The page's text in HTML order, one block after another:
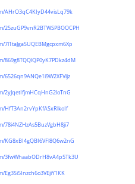
AHrO3qC4KIyD44visLq79k
2yJqetIfjmHCqHnG2loTnG
HfT3An2rvYpKfASxRlkoIf
78i4NZHzAs5BuzVgbH8ji7
KG8xBI4gQBI6VFl8Q6w2nG
3fwWhaabODrH8vA4p5Tk3U